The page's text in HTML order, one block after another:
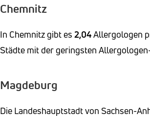
Chemnitz
In Chemnitz gibt es 2,04Allergologen
Städte mit der geringsten
Magdeburg
Die Landeshauptstadt von Sachsen-